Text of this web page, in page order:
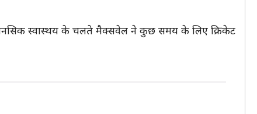
स्वास्थय के चलते मैक्सवेल ने कुछ समय के लिए क्रिकेट